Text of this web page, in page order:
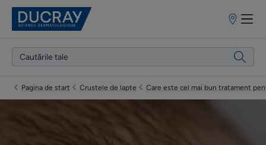
Puncte
vânzare
Pagina de start Crustele de lapte Care este cel mai bun tratament